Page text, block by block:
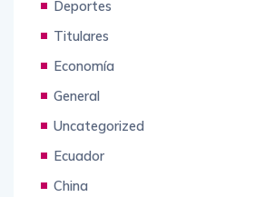
Deportes
Titulares
Economía
General
Uncategorized
Ecuador
China